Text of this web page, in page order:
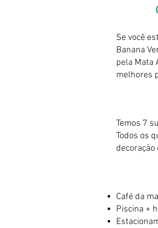
Se você
Banana
pela Mata
melhores
Temos 7
Todos os
Café da
Piscina +